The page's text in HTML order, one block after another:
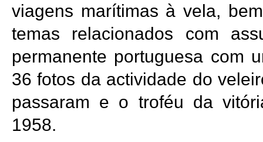
viagens marítimas à vela,
temas relacionados com
permanente portuguesa com
36 fotos da actividade do
passaram e o troféu da
1958.